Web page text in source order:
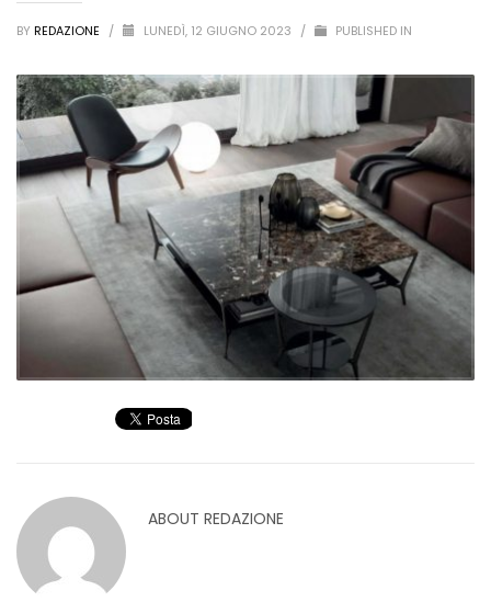
BY REDAZIONE / LUNEDÌ, 12 GIUGNO 2023 / PUBLISHED IN
ABOUT REDAZIONE